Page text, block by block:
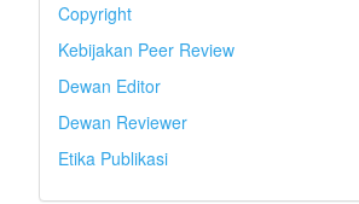
Copyright
Kebijakan Peer Review
Dewan Editor
Dewan Reviewer
Etika Publikasi